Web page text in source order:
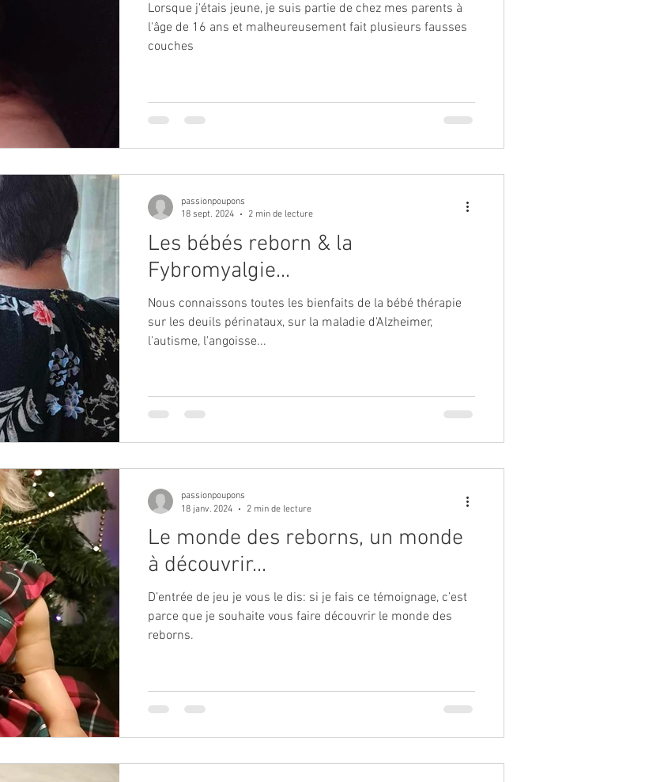
Lorsque j'étais jeune, je suis partie de chez mes parents à
l'âge de 16 ans et malheureusement fait plusieurs fausses
couches
Les bébés reborn & la
Fybromyalgie...
Nous connaissons toutes les bienfaits de la bébé thérapie
sur les deuils périnataux, sur la maladie d'Alzheimer,
l'autisme, l'angoisse...
passionpoupons
18 sept. 2024
2 min de lecture
Le monde des reborns, un monde
à découvrir...
D’entrée de jeu je vous le dis: si je fais ce témoignage, c’est
parce que je souhaite vous faire découvrir le monde des
reborns.
passionpoupons
18 janv. 2024
2 min de lecture